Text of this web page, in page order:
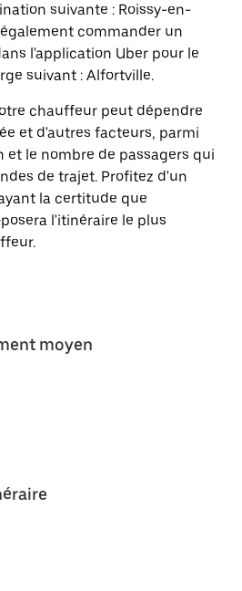
suivante : Roissy-en-
commander un
l'application Uber pour le
suivant : Alfortville.
chauffeur peut dépendre
et d'autres facteurs, parmi
et le nombre de passagers qui
de trajet. Profitez d'un
la certitude que
l'itinéraire le plus
moyen